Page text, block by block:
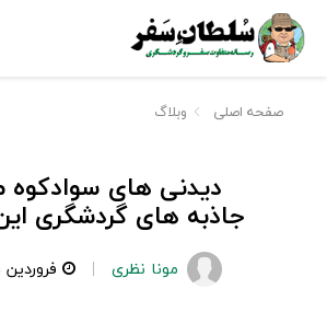
صفحه اصلی وبلاگ
دیدنی های سوادکوه
جاذبه های گردشگری
مونا نظری فروردین 25، 1400